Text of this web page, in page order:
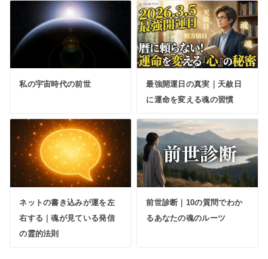
私の宇宙時代の前世
最強開運日の真実｜天赦日
に運命を変える魂の習慣
ネットの書き込みが運を左
右する｜魂が見ている発信
の霊的法則
前世診断｜10の質問でわか
るあなたの魂のルーツ